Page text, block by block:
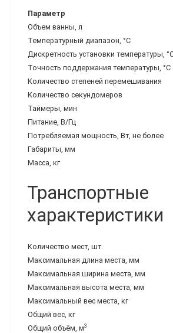
Параметр
Объем ванны, л
Температурный диапазон, °С
Дискретность установки температуры,
Точность поддержания температуры, °С
Количество степеней перемешивания
Количество секундомеров
Таймеры, мин
Питание, В/Гц
Потребляемая мощность, Вт, не более
Габариты, мм
Масса, кг
Транспортные
характеристики
Количество мест, шт.
Максимальная длина места, мм
Максимальная ширина места, мм
Максимальная высота места, мм
Максимальный вес места, кг
Общий вес, кг
Общий объём, м3